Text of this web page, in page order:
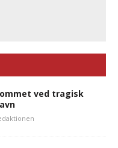
ved tragisk